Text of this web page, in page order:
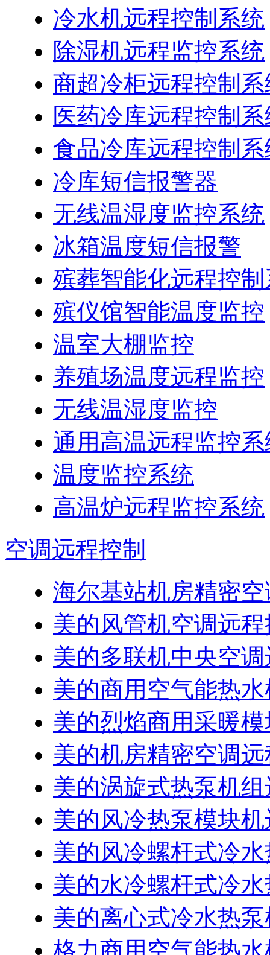
冷水机远程控制系统
除湿机远程监控系统
商超冷柜远程控制
医药冷库远程控制
食品冷库远程控制
冷库短信报警器
无线温湿度监控系统
冰箱温度短信报警
殡葬智能化远程控
殡仪馆智能温度监控
温室大棚监控
养殖场温度远程监控
无线温湿度监控
通用高温远程监控系
温度监控系统
高温炉远程监控系统
空调远程控制
海尔基站机房精密
美的风管机空调远
美的多联机中央空
美的商用空气能热
美的烈焰商用采暖
美的机房精密空调
美的涡旋式热泵机
美的风冷热泵模块
美的风冷螺杆式冷
美的水冷螺杆式冷
美的离心式冷水热